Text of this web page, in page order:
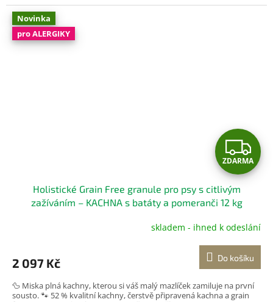
Novinka
pro ALERGIKY
Z
D
R
M
A
ZDARMA
Holistické Grain Free granule pro psy s citlivým
zažíváním – KACHNA s batáty a pomeranči 12 kg
skladem - ihned k odeslání
2 097 Kč Do košíku
🦆 Miska plná kachny, kterou si váš malý mazlíček zamiluje na první
sousto. 🐾 52 % kvalitní kachny, čerstvě připravená kachna a grain